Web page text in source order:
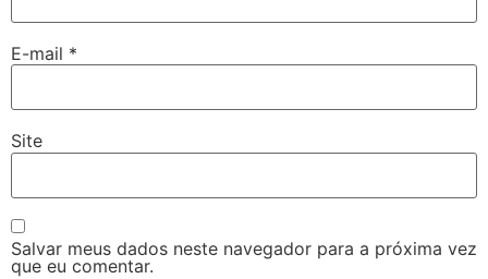
E-mail *
Site
Salvar meus dados neste navegador para a próxima vez
que eu comentar.